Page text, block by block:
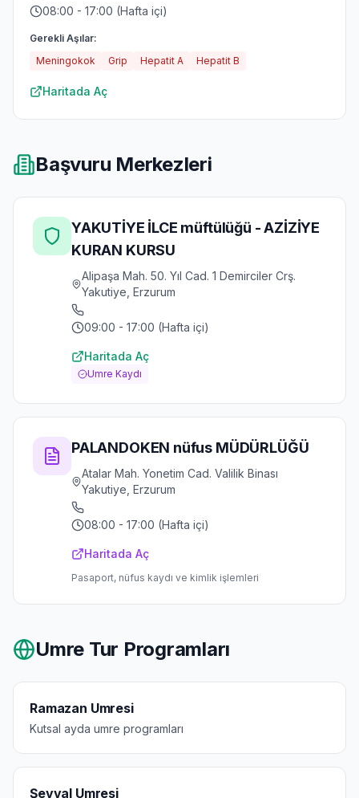
08:00 - 17:00 (Hafta içi)
Gerekli Aşılar:
Meningokok
Grip Hepatit A Hepatit B
Haritada Aç
Başvuru Merkezleri
YAKUTİYE İLCE müftülüğü - AZİZİYE
KURAN KURSU
Alipaşa Mah. 50. Yıl Cad. 1 Demirciler Crş.
Yakutiye, Erzurum
09:00 - 17:00 (Hafta içi)
Haritada Aç
Umre Kaydı
PALANDOKEN nüfus MÜDÜRLÜĞÜ
Atalar Mah. Yonetim Cad. Valilik Binası
Yakutiye, Erzurum
08:00 - 17:00 (Hafta içi)
Haritada Aç
Pasaport, nüfus kaydı ve kimlik işlemleri
Umre Tur Programları
Ramazan Umresi
Kutsal ayda umre programları
Şevval Umresi